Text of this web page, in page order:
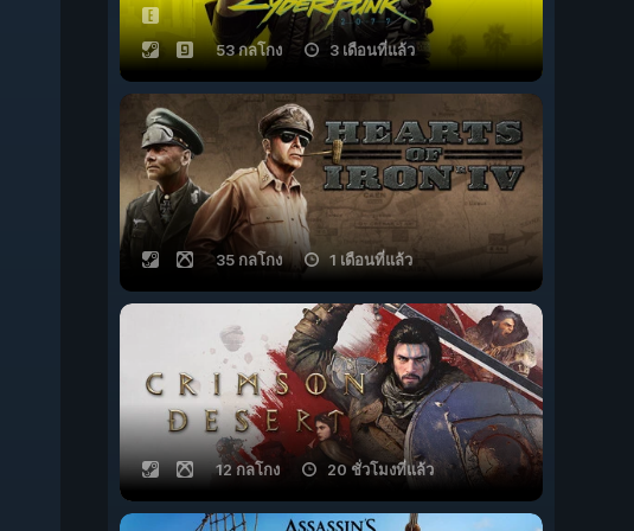
53 กลโกง 3 เดือนที่แล้ว
35 กลโกง 1 เดือนที่แล้ว
12 กลโกง 20 ชั่วโมงที่แล้ว